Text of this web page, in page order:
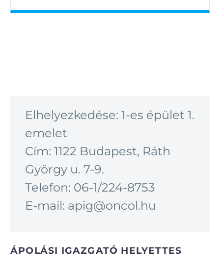
Elhelyezkedése: 1-es épület 1.
emelet
Cím: 1122 Budapest, Ráth
György u. 7-9.
Telefon: 06-1/224-8753
E-mail: apig@oncol.hu
ÁPOLÁSI IGAZGATÓ HELYETTES